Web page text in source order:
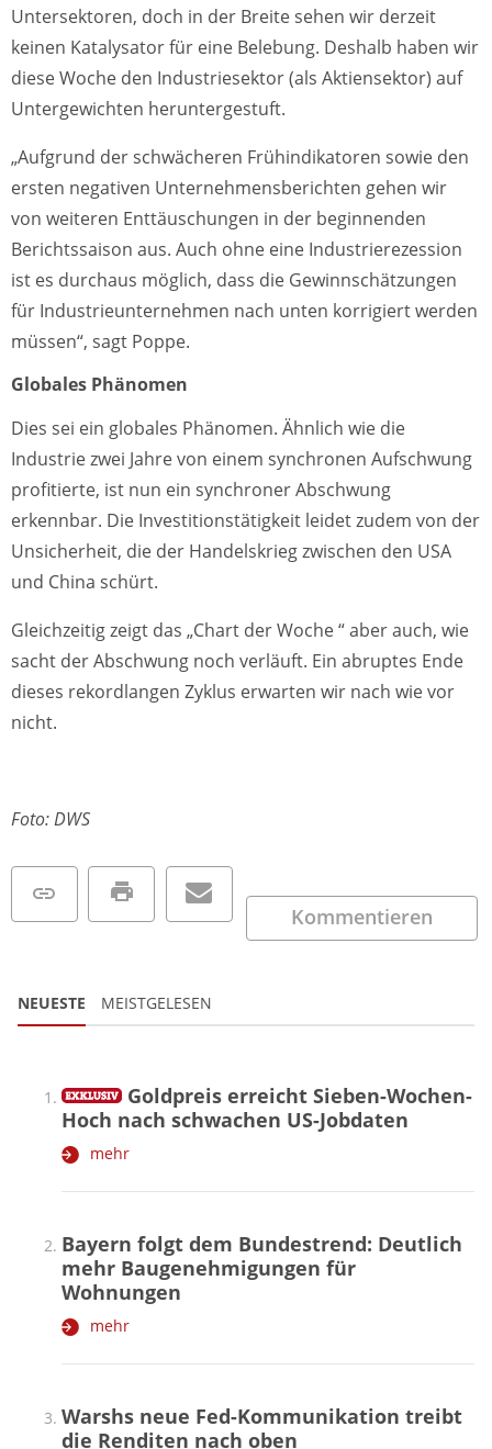
Untersektoren, doch in der Breite sehen wir derzeit
keinen Katalysator für eine Belebung. Deshalb haben wir
diese Woche den Industriesektor (als Aktiensektor) auf
Untergewichten heruntergestuft.
„Aufgrund der schwächeren Frühindikatoren sowie den
ersten negativen Unternehmensberichten gehen wir
von weiteren Enttäuschungen in der beginnenden
Berichtssaison aus. Auch ohne eine Industrierezession
ist es durchaus möglich, dass die Gewinnschätzungen
für Industrieunternehmen nach unten korrigiert werden
müssen“, sagt Poppe.
Globales Phänomen
Dies sei ein globales Phänomen. Ähnlich wie die
Industrie zwei Jahre von einem synchronen Aufschwung
profitierte, ist nun ein synchroner Abschwung
erkennbar. Die Investitionstätigkeit leidet zudem von der
Unsicherheit, die der Handelskrieg zwischen den USA
und China schürt.
Gleichzeitig zeigt das „Chart der Woche “ aber auch, wie
sacht der Abschwung noch verläuft. Ein abruptes Ende
dieses rekordlangen Zyklus erwarten wir nach wie vor
nicht.
Foto: DWS
Kommentieren
NEUESTE MEISTGELESEN
Goldpreis erreicht Sieben-Wochen-
Hoch nach schwachen US-Jobdaten
mehr
Bayern folgt dem Bundestrend: Deutlich
mehr Baugenehmigungen für
Wohnungen
mehr
Warshs neue Fed-Kommunikation treibt
die Renditen nach oben